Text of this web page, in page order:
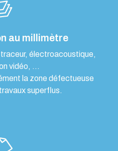
au millimètre
électroacoustique,
vidéo, …
la zone défectueuse
superflus.